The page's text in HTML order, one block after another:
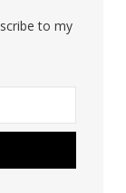
to my